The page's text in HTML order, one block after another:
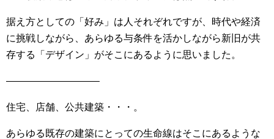
据え方としての「好み」は人それぞれですが、時代や経済
に挑戦しながら、あらゆる与条件を活かしながら新旧が共
存する「デザイン」がそこにあるように思いました。
—————————–
住宅、店舗、公共建築・・・。
あらゆる既存の建築にとっての生命線はそこにあるような